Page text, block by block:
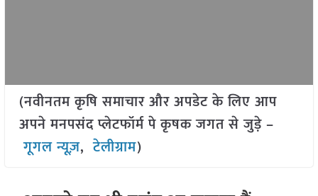
(नवीनतम कृषि समाचार और अपडेट के लिए आप
अपने मनपसंद प्लेटफॉर्म पे कृषक जगत से जुड़े –
गूगल न्यूज़,टेलीग्राम)